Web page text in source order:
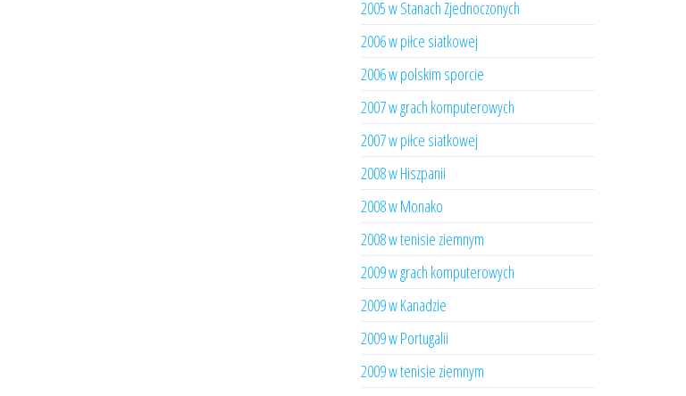
2005 w Stanach Zjednoczonych
2006 w piłce siatkowej
2006 w polskim sporcie
2007 w grach komputerowych
2007 w piłce siatkowej
2008 w Hiszpanii
2008 w Monako
2008 w tenisie ziemnym
2009 w grach komputerowych
2009 w Kanadzie
2009 w Portugalii
2009 w tenisie ziemnym